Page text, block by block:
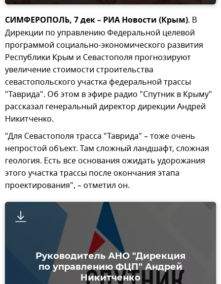
СИМФЕРОПОЛЬ, 7 дек – РИА Новости (Крым). В
Дирекции по управлению Федеральной целевой
программой социально-экономического развития
Республики Крым и Севастополя прогнозируют
увеличение стоимости строительства
севастопольского участка федеральной трассы
"Таврида". Об этом в эфире радио "Спутник в Крыму"
рассказал генеральный директор дирекции Андрей
Никитченко.
"Для Севастополя трасса "Таврида" – тоже очень
непростой объект. Там сложный ландшафт, сложная
геология. Есть все основания ожидать удорожания
этого участка трассы после окончания этапа
проектирования", – отметил он.
Руководитель АНО "Дирекция
по управлению ФЦП" Андрей
Никитченко